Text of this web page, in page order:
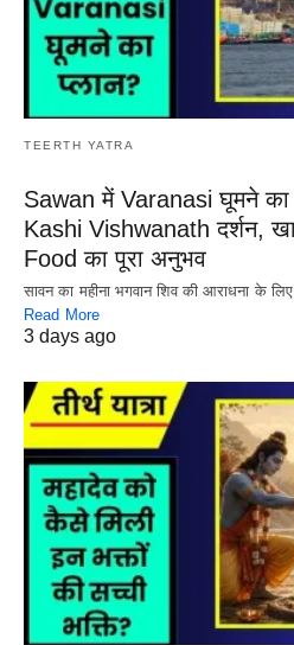
TEERTH YATRA
Sawan में Varanasi घूमने का
Kashi Vishwanath दर्शन,
Food का पूरा अनुभव
सावन का महीना भगवान शिव की आराधना के
Read More
3 days ago